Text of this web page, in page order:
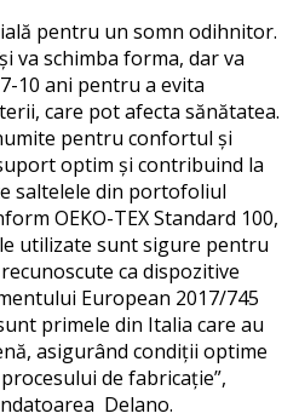
pentru un somn odihnitor.
va schimba forma, dar va
10 ani pentru a evita
care pot afecta sănătatea.
pentru confortul și
optim și contribuind la
saltelele din portofoliul
OEKO-TEX Standard 100,
utilizate sunt sigure pentru
ca dispozitive
European 2017/745
primele din Italia care au
asigurând condiții optime
de fabricație”,
Delano.